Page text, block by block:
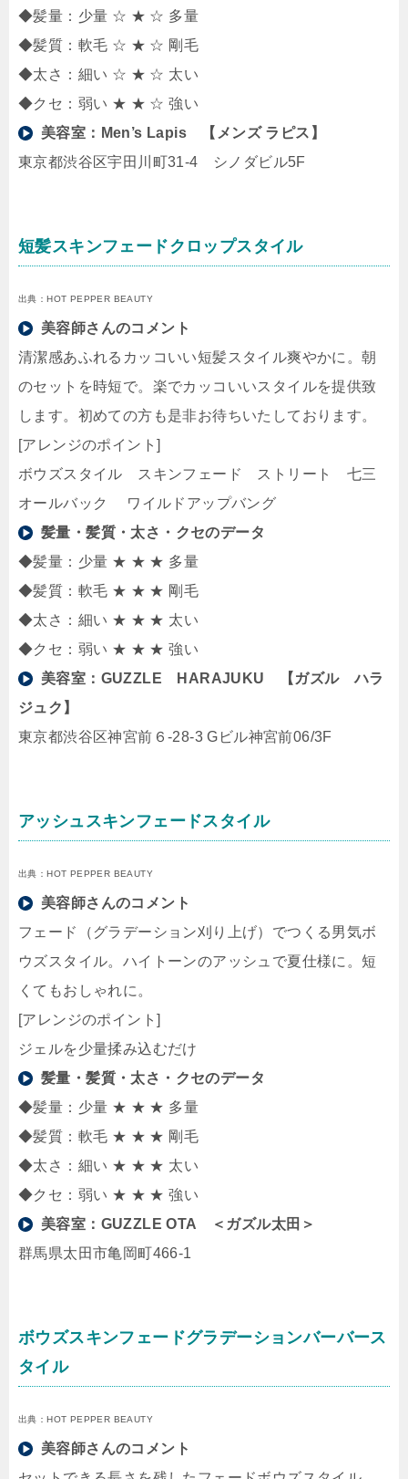
◆髪量：少量 ☆ ★ ☆ 多量
◆髪質：軟毛 ☆ ★ ☆ 剛毛
◆太さ：細い ☆ ★ ☆ 太い
◆クセ：弱い ★ ★ ☆ 強い
美容室： Men’s Lapis 【メンズ ラピス】
東京都渋谷区宇田川町31-4 シノダビル5F
短髪スキンフェードクロップスタイル
出典：HOT PEPPER BEAUTY
美容師さんのコメント
清潔感あふれるカッコいい短髪スタイル爽やかに。朝
のセットを時短で。楽でカッコいいスタイルを提供致
します。初めての方も是非お待ちいたしております。
[アレンジのポイント]
ボウズスタイル スキンフェード ストリート 七三
オールバック ワイルドアップバング
髪量・髪質・太さ・クセのデータ
◆髪量：少量 ★ ★ ★ 多量
◆髪質：軟毛 ★ ★ ★ 剛毛
◆太さ：細い ★ ★ ★ 太い
◆クセ：弱い ★ ★ ★ 強い
美容室： GUZZLE HARAJUKU 【ガズル ハラ
ジュク】
東京都渋谷区神宮前６-28-3 Gビル神宮前06/3F
アッシュスキンフェードスタイル
出典：HOT PEPPER BEAUTY
美容師さんのコメント
フェード（グラデーション刈り上げ）でつくる男気ボ
ウズスタイル。ハイトーンのアッシュで夏仕様に。短
くてもおしゃれに。
[アレンジのポイント]
ジェルを少量揉み込むだけ
髪量・髪質・太さ・クセのデータ
◆髪量：少量 ★ ★ ★ 多量
◆髪質：軟毛 ★ ★ ★ 剛毛
◆太さ：細い ★ ★ ★ 太い
◆クセ：弱い ★ ★ ★ 強い
美容室： GUZZLE OTA ＜ガズル太田＞
群馬県太田市亀岡町466-1
ボウズスキンフェードグラデーションバーバース
タイル
出典：HOT PEPPER BEAUTY
美容師さんのコメント